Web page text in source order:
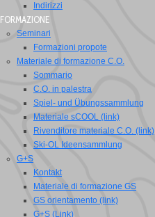
Indirizzi
FORMAZIONE
Seminari
Formazioni propote
Materiale di formazione C.O.
Sommario
C.O. in palestra
Spiel- und Übungssammlung
Materiale sCOOL (link)
Rivenditore materiale C.O. (link)
Ski-OL Ideensammlung
G+S
Kontakt
Materiale di formazione GS
GS orientamento (link)
G+S (Link)